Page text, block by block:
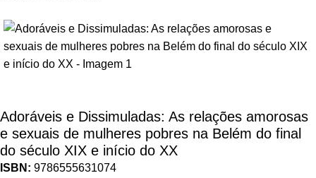
Adoráveis e Dissimuladas: As relações amorosas
e sexuais de mulheres pobres na Belém do final
do século XIX e início do XX
ISBN: 9786555631074